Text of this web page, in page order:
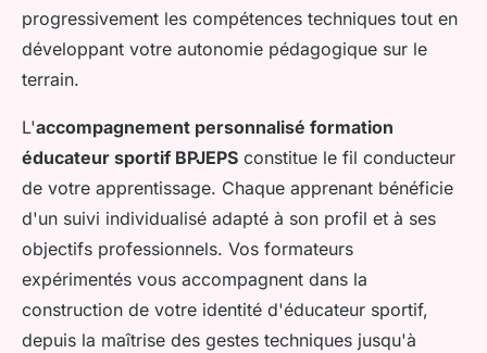
progressivement les compétences techniques tout en
développant votre autonomie pédagogique sur le
terrain.
L'accompagnement personnalisé formation
éducateur sportif BPJEPS constitue le fil conducteur
de votre apprentissage. Chaque apprenant bénéficie
d'un suivi individualisé adapté à son profil et à ses
objectifs professionnels. Vos formateurs
expérimentés vous accompagnent dans la
construction de votre identité d'éducateur sportif,
depuis la maîtrise des gestes techniques jusqu'à